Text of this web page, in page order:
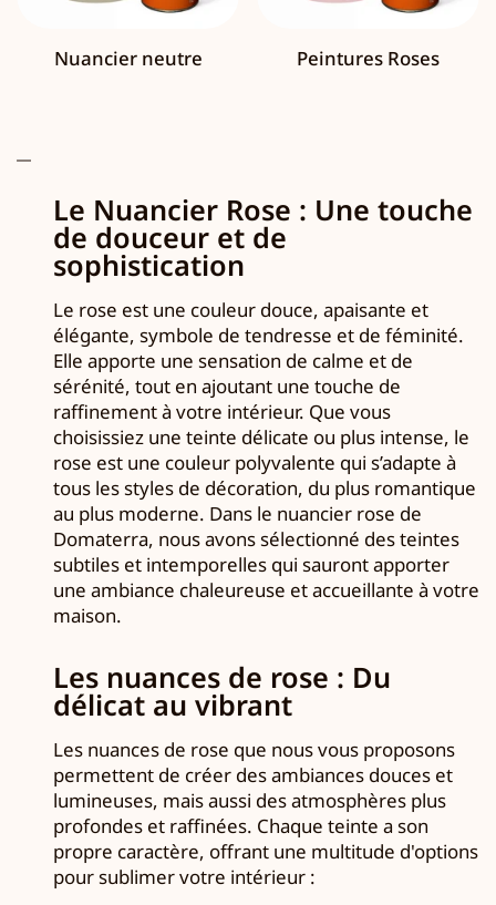
Nuancier neutre Peintures Roses
Le Nuancier Rose : Une touche
de douceur et de
sophistication
Le rose est une couleur douce, apaisante et
élégante, symbole de tendresse et de féminité.
Elle apporte une sensation de calme et de
sérénité, tout en ajoutant une touche de
raffinement à votre intérieur. Que vous
choisissiez une teinte délicate ou plus intense, le
rose est une couleur polyvalente qui s’adapte à
tous les styles de décoration, du plus romantique
au plus moderne. Dans le nuancier rose de
Domaterra, nous avons sélectionné des teintes
subtiles et intemporelles qui sauront apporter
une ambiance chaleureuse et accueillante à votre
maison.
Les nuances de rose : Du
délicat au vibrant
Les nuances de rose que nous vous proposons
permettent de créer des ambiances douces et
lumineuses, mais aussi des atmosphères plus
profondes et raffinées. Chaque teinte a son
propre caractère, offrant une multitude d'options
pour sublimer votre intérieur :